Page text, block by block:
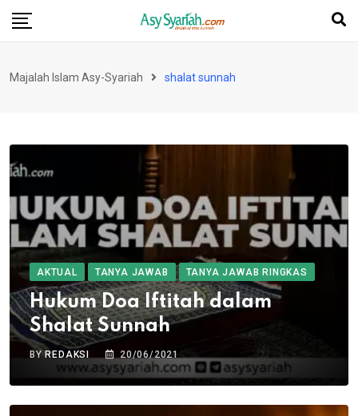
Skip
Majalah Islam Asy-Syariah shalat sunnah
AKTUAL TANYA JAWAB TANYA JAWAB RINGKAS
Hukum Doa Iftitah dalam
Shalat Sunnah
BY REDAKSI 20/06/2021